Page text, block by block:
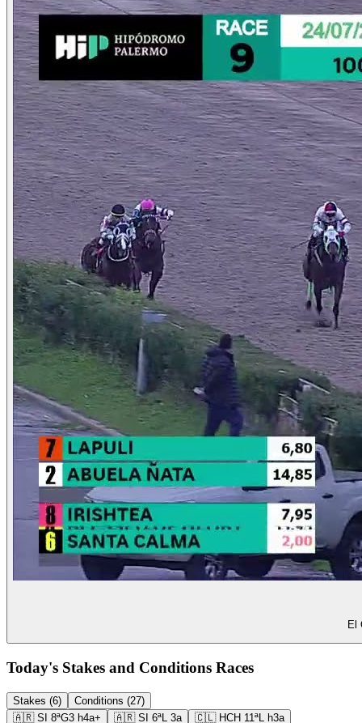
El
Today's Stakes and Conditions Races
Stakes (6)
Conditions (27)
🇦🇷 SI 8ªG3 h4a+ 🇦🇷 SI 6ªL 3a 🇨🇱 HCH 11ªL h3a